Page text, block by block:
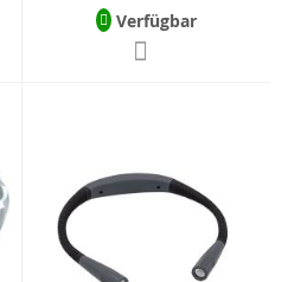
Verfügbar